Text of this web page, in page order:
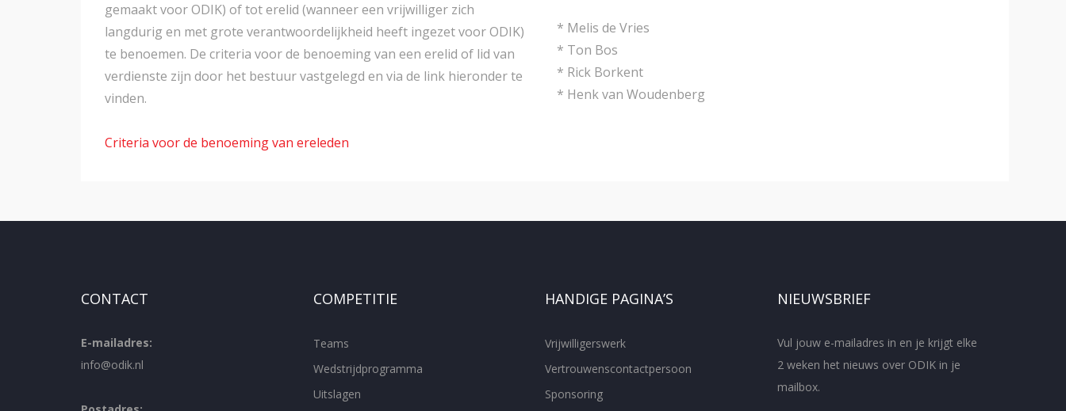
gemaakt voor ODIK) of tot erelid (wanneer een vrijwilliger zich
langdurig en met grote verantwoordelijkheid heeft ingezet voor ODIK)
te benoemen. De criteria voor de benoeming van een erelid of lid van
verdienste zijn door het bestuur vastgelegd en via de link hieronder te
vinden.
Criteria voor de benoeming van ereleden
* Melis de Vries
* Ton Bos
* Rick Borkent
* Henk van Woudenberg
CONTACT
E-mailadres:
info@odik.nl
COMPETITIE
Teams
Wedstrijdprogramma
Uitslagen
HANDIGE PAGINA’S
Vrijwilligerswerk
Vertrouwenscontactpersoon
Sponsoring
NIEUWSBRIEF
Vul jouw e-mailadres in en je krijgt elke
2 weken het nieuws over ODIK in je
mailbox.